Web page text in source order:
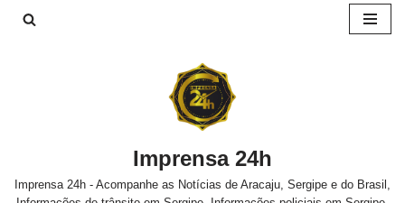
Imprensa 24h
Imprensa 24h - Acompanhe as Notícias de Aracaju, Sergipe e do Brasil,